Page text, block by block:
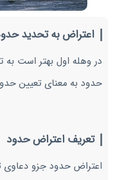
اعتراض به تحدید
در وهله اول بهتر است به
حدود به معنای تعیین
تعریف اعتراض حدود
اعتراض حدود جزو